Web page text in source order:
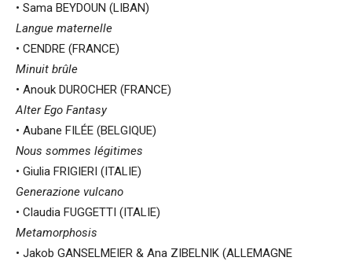
• Sama BEYDOUN (LIBAN)
Langue maternelle
• CENDRE (FRANCE)
Minuit brûle
• Anouk DUROCHER (FRANCE)
Alter Ego Fantasy
• Aubane FILÉE (BELGIQUE)
Nous sommes légitimes
• Giulia FRIGIERI (ITALIE)
Generazione vulcano
• Claudia FUGGETTI (ITALIE)
Metamorphosis
• Jakob GANSELMEIER & Ana ZIBELNIK (ALLEMAGNE